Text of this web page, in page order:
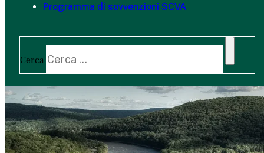
Programma di sovvenzioni SCVA
Cerca